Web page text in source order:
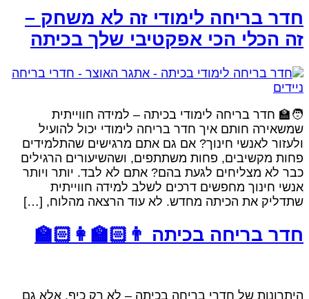
בריחה לימודי זה לא משחק –
הכלי הכי אפקטיבי שלך בכיתה
חדר בריחה לימודי בכיתה – למידה חווייתית
חותם איך חדר בריחה לימודי יכול להועיל
לאנשי חינוך? אם גם אתם מרגישים שהתלמידים
מקשיבים, פחות משתתפים, ושהשיעורים הרגילים
לא מצליחים לגעת בהם? אתם לא לבד. יותר ויותר
חינוך מחפשים דרכים לשלב למידה חווייתית
את הכיתה מחדש. לא עוד הרצאה מהלוח, […]
בריחה בכיתה 👨🏻‍🏫👩🏻‍🏫
של חדרי בריחה בכיתה – לא רק כיף, אלא גם